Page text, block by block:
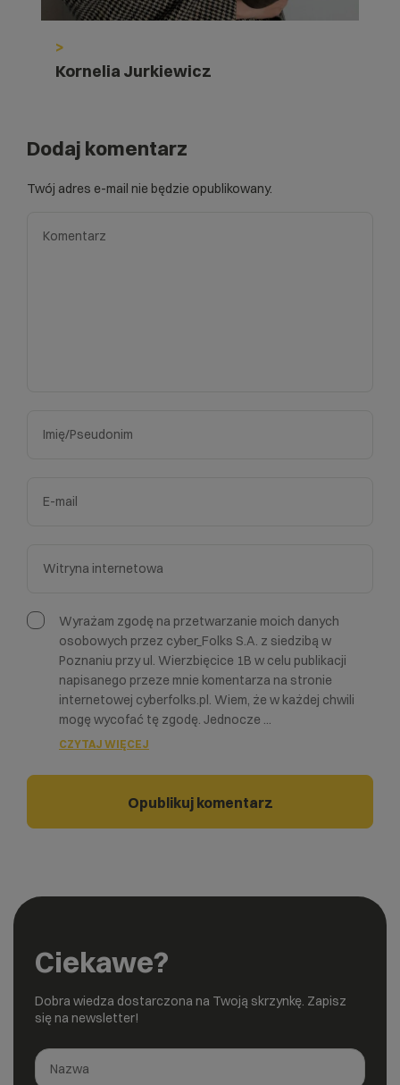
>
Kornelia Jurkiewicz
Dodaj komentarz
Twój adres e-mail nie będzie opublikowany.
Wyrażam zgodę na przetwarzanie moich danych
osobowych przez cyber_Folks S.A. z siedzibą w
Poznaniu przy ul. Wierzbięcice 1B w celu publikacji
napisanego przeze mnie komentarza na stronie
internetowej cyberfolks.pl. Wiem, że w każdej chwili
mogę wycofać tę zgodę. Jednocze ...
CZYTAJ WIĘCEJ
Ciekawe?
Dobra wiedza dostarczona na Twoją skrzynkę. Zapisz
się na newsletter!